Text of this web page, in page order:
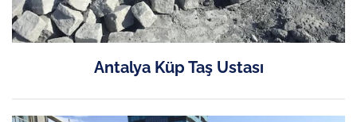
Antalya Küp Taş Ustası